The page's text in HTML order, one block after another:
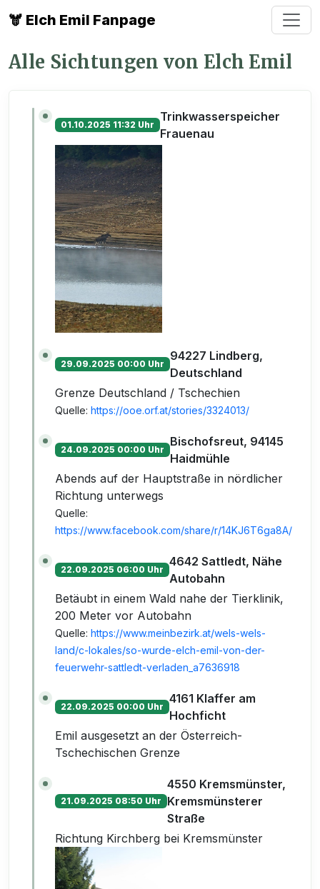
🫎 Elch Emil Fanpage
Alle Sichtungen von Elch Emil
01.10.2025 11:32 Uhr
Trinkwasserspeicher
Frauenau
29.09.2025 00:00 Uhr
94227 Lindberg,
Deutschland
Grenze Deutschland / Tschechien
Quelle: https://ooe.orf.at/stories/3324013/
24.09.2025 00:00 Uhr
Bischofsreut, 94145
Haidmühle
Abends auf der Hauptstraße in nördlicher
Richtung unterwegs
Quelle:
https://www.facebook.com/share/r/14KJ6T6ga8A/
22.09.2025 06:00 Uhr
4642 Sattledt, Nähe
Autobahn
Betäubt in einem Wald nahe der Tierklinik,
200 Meter vor Autobahn
Quelle: https://www.meinbezirk.at/wels-wels-
land/c-lokales/so-wurde-elch-emil-von-der-
feuerwehr-sattledt-verladen_a7636918
22.09.2025 00:00 Uhr
4161 Klaffer am
Hochficht
Emil ausgesetzt an der Österreich-
Tschechischen Grenze
21.09.2025 08:50 Uhr
4550 Kremsmünster,
Kremsmünsterer
Straße
Richtung Kirchberg bei Kremsmünster